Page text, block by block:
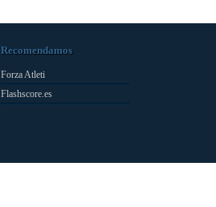
Recomendamos
Forza Atleti
Flashscore.es